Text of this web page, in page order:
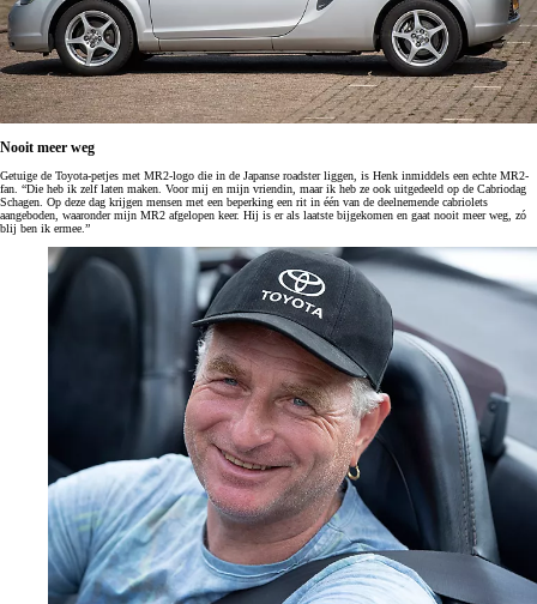
Nooit meer weg
Getuige de Toyota-petjes met MR2-logo die in de Japanse roadster liggen, is Henk inmiddels een echte MR2-
fan. “Die heb ik zelf laten maken. Voor mij en mijn vriendin, maar ik heb ze ook uitgedeeld op de Cabriodag
Schagen. Op deze dag krijgen mensen met een beperking een rit in één van de deelnemende cabriolets
aangeboden, waaronder mijn MR2 afgelopen keer. Hij is er als laatste bijgekomen en gaat nooit meer weg, zó
blij ben ik ermee.”